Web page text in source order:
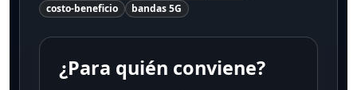
costo-beneficio
bandas 5G
¿Para quién conviene?